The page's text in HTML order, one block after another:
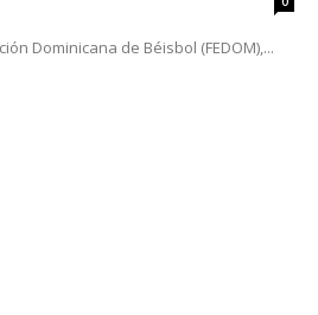
Dominicana de Béisbol (FEDOM),...